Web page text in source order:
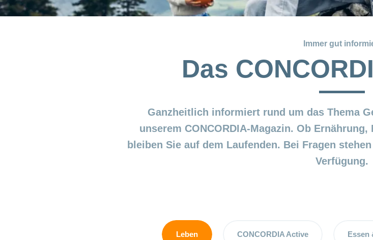
Immer gut
Das
Ganzheitlich informiert rund um das Thema
unserem CONCORDIA-Magazin. Ob
bleiben Sie auf dem Laufenden. Bei Fragen
Verfügung.
Leben CONCORDIA Active Essen